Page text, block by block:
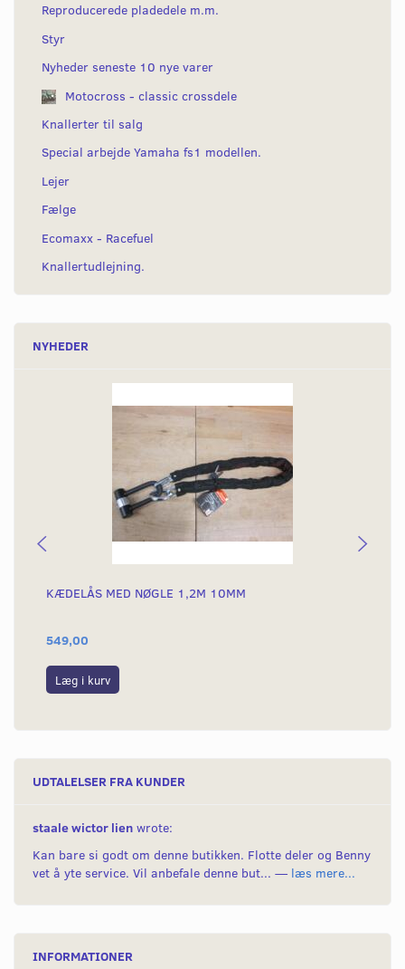
Reproducerede pladedele m.m.
Styr
Nyheder seneste 10 nye varer
Motocross - classic crossdele
Knallerter til salg
Special arbejde Yamaha fs1 modellen.
Lejer
Fælge
Ecomaxx - Racefuel
Knallertudlejning.
NYHEDER
KÆDELÅS MED NØGLE 1,2M 10MM
549,00
Læg i kurv
UDTALELSER FRA KUNDER
staale wictor lien wrote:
Kan bare si godt om denne butikken. Flotte deler og Benny
vet å yte service. Vil anbefale denne but... — læs mere...
INFORMATIONER